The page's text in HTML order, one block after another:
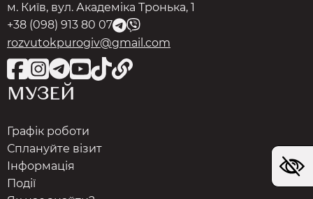
м. Київ, вул. Академіка Тронька, 1
+38 (098) 913 80 07
rozvutokpurogiv@gmail.com
МУЗЕЙ
Графік роботи
Сплануйте візит
Інформація
Події